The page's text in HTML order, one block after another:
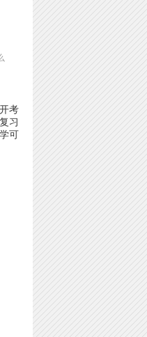
考
习
可